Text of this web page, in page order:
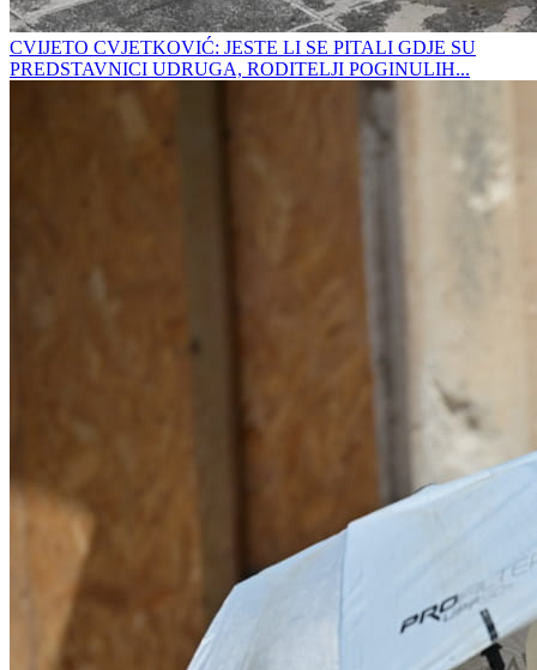
CVIJETO CVJETKOVIĆ: JESTE LI SE PITALI GDJE SU
PREDSTAVNICI UDRUGA, RODITELJI POGINULIH...